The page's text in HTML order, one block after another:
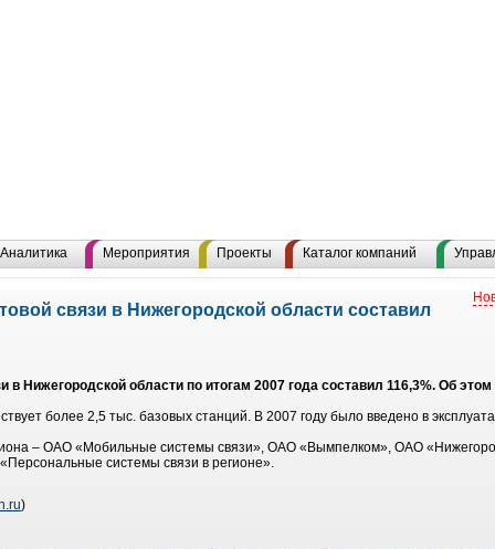
Аналитика Мероприятия Проекты Каталог компаний
связи в Нижегородской области составил
в Нижегородской области по итогам 2007 года составил 116,3%. Об
более 2,5 тыс. базовых станций. В 2007 году было введено в
– ОАО «Мобильные системы связи», ОАО «Вымпелком», ОАО
системы связи в регионе».
)